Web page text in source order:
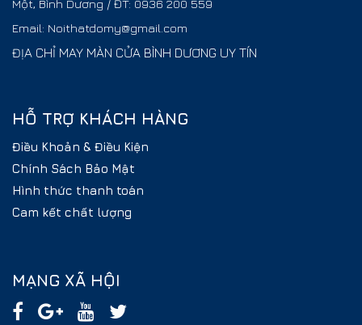
Một, Bình Dương / ĐT: 0936 200 559
Email: Noithatdomy@gmail.com
ĐỊA CHỈ MAY MÀN CỬA BÌNH DƯƠNG UY TÍN
HỖ TRỢ KHÁCH HÀNG
Điều Khoản & Điều Kiện
Chính Sách Bảo Mật
Hình thức thanh toán
Cam kết chất lượng
MẠNG XÃ HỘI